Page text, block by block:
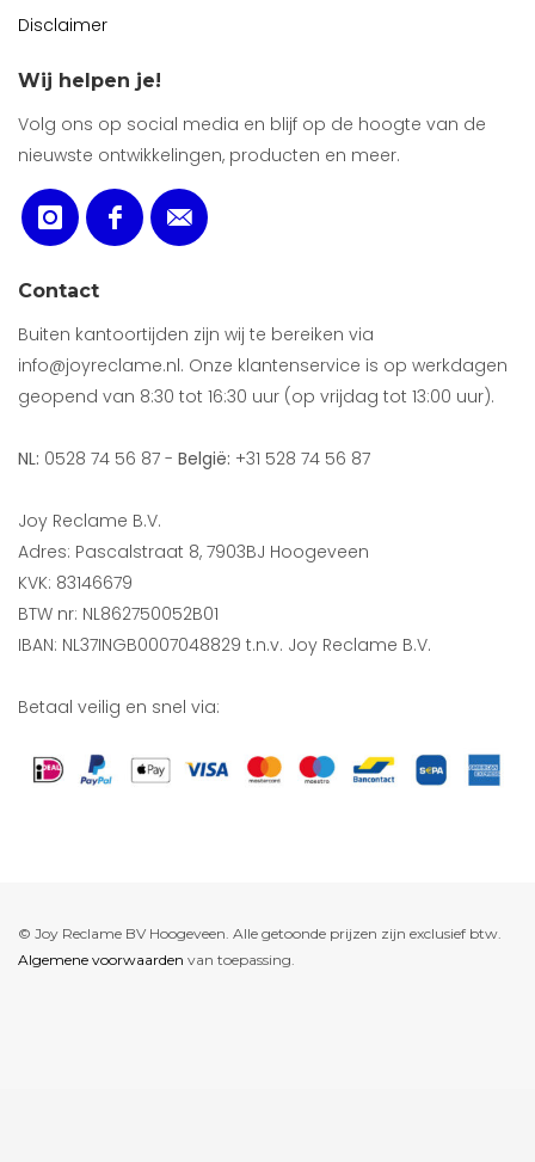
Disclaimer
Wij helpen je!
Volg ons op social media en blijf op de hoogte van de
nieuwste ontwikkelingen, producten en meer.
Contact
Buiten kantoortijden zijn wij te bereiken via
info@joyreclame.nl. Onze klantenservice is op werkdagen
geopend van 8:30 tot 16:30 uur (op vrijdag tot 13:00 uur).
NL: 0528 74 56 87 - België: +31 528 74 56 87
Joy Reclame B.V.
Adres: Pascalstraat 8, 7903BJ Hoogeveen
KVK: 83146679
BTW nr: NL862750052B01
IBAN: NL37INGB0007048829 t.n.v. Joy Reclame B.V.
Betaal veilig en snel via:
© Joy Reclame BV Hoogeveen. Alle getoonde prijzen zijn exclusief btw.
Algemene voorwaarden van toepassing.